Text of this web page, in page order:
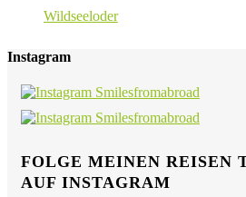
Wildseeloder
Instagram
FOLGE MEINEN REISEN
AUF INSTAGRAM